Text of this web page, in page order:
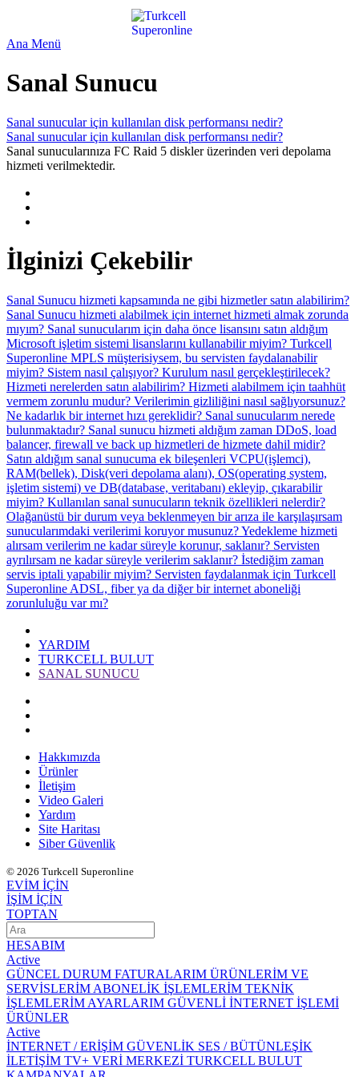
Ana Menü
Sanal Sunucu
Sanal sunucular için kullanılan disk performansı nedir?
Sanal sunucular için kullanılan disk performansı nedir?
Sanal sunucularınıza FC Raid 5 diskler üzerinden veri depolama
hizmeti verilmektedir.
İlginizi Çekebilir
Sanal Sunucu hizmeti kapsamında ne gibi hizmetler satın alabilirim?
Sanal Sunucu hizmeti alabilmek için internet hizmeti almak zorunda
mıyım? Sanal sunucularım için daha önce lisansını satın aldığım
Microsoft işletim sistemi lisanslarını kullanabilir miyim? Turkcell
Superonline MPLS müşterisiysem, bu servisten faydalanabilir
miyim? Sistem nasıl çalışıyor? Kurulum nasıl gerçekleştirilecek?
Hizmeti nerelerden satın alabilirim? Hizmeti alabilmem için taahhüt
vermem zorunlu mudur? Verilerimin gizliliğini nasıl sağlıyorsunuz?
Ne kadarlık bir internet hızı gereklidir? Sanal sunucularım nerede
bulunmaktadır? Sanal sunucu hizmeti aldığım zaman DDoS, load
balancer, firewall ve back up hizmetleri de hizmete dahil midir?
Satın aldığım sanal sunucuma ek bileşenleri VCPU(işlemci),
RAM(bellek), Disk(veri depolama alanı), OS(operating system,
işletim sistemi) ve DB(database, veritabanı) ekleyip, çıkarabilir
miyim? Kullanılan sanal sunucuların teknik özellikleri nelerdir?
Olağanüstü bir durum veya beklenmeyen bir arıza ile karşılaşırsam
sunucularımdaki verilerimi koruyor musunuz?Yedekleme hizmeti
alırsam verilerim ne kadar süreyle korunur, saklanır? Servisten
ayrılırsam ne kadar süreyle verilerim saklanır? İstediğim zaman
servis iptali yapabilir miyim? Servisten faydalanmak için Turkcell
Superonline ADSL, fiber ya da diğer bir internet aboneliği
zorunluluğu var mı?
YARDIM
TURKCELL BULUT
SANAL SUNUCU
Hakkımızda
Ürünler
İletişim
Video Galeri
Yardım
Site Haritası
Siber Güvenlik
© 2026 Turkcell Superonline
EVİM İÇİN
İŞİM İÇİN
TOPTAN
HESABIM
Active
GÜNCEL DURUM FATURALARIM ÜRÜNLERİM VE
SERVİSLERİM ABONELİK İŞLEMLERİM TEKNİK
İŞLEMLERİM AYARLARIM GÜVENLİ İNTERNET İŞLEMİ
ÜRÜNLER
Active
İNTERNET / ERİŞİM GÜVENLİK SES / BÜTÜNLEŞİK
İLETİŞİM TV+ VERİ MERKEZİ TURKCELL BULUT